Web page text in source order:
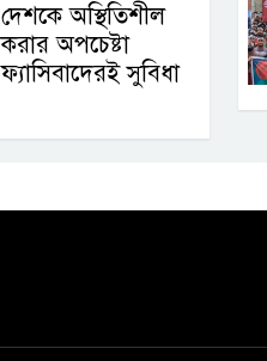
দেশকে অস্থিতিশীল
করার অপচেষ্টা
ফ্যাসিবাদেরই সুবিধা